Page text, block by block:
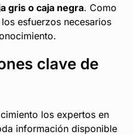
gris o caja negra. Como
esfuerzos necesarios
clave de
los expertos en
información disponible